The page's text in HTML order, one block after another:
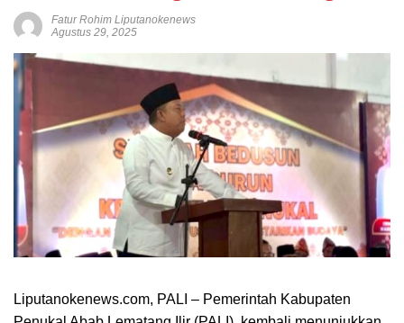
Fatur Rohim Liputanokenews
Agustus 29, 2025
Liputanokenews.com, PALI – Pemerintah Kabupaten